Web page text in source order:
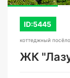
ID:5445
коттеджный
ЖК